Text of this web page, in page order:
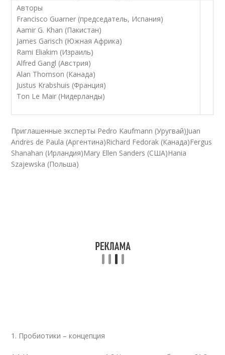
Авторы
Francisco Guarner (председатель, Испания)
Aamir G. Khan (Пакистан)
James Garisch (Южная Африка)
Rami Eliakim (Израиль)
Alfred Gangl (Австрия)
Alan Thomson (Канада)
Justus Krabshuis (Франция)
Ton Le Mair (Нидерланды)
Приглашенные эксперты Pedro Kaufmann (Уругвай)Juan
Andres de Paula (Аргентина)Richard Fedorak (Канада)Fergus
Shanahan (Ирландия)Mary Ellen Sanders (США)Hania
Szajewska (Польша)
1. Пробиотики – концепция